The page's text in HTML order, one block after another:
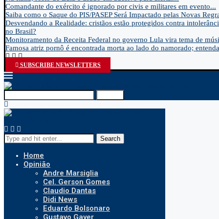
Comandante do exército é ignorado por civis e militares em evento...
Saiba como o Saque do PIS/PASEP Será Impactado pelas Novas
Desvendando a Realidade: cristãos estão protegidos contra
no Brasil?
Monitoramento da Receita Federal no governo Lula vira tema de
Famosa atriz pornô é encontrada morta ao lado do namorado;
SUBSCRIBE NEWSLETTERS
Search
Home
Opinião
Andre Marsiglia
Cel. Gerson Gomes
Claudio Dantas
Didi News
Eduardo Bolsonaro
Gustavo Gayer